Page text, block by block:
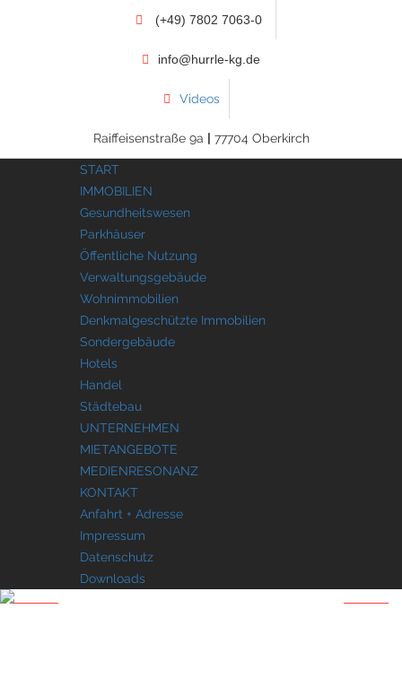
(+49) 7802 7063-0
info@hurrle-kg.de
Videos
Raiffeisenstraße 9a | 77704 Oberkirch
START
IMMOBILIEN
Gesundheitswesen
Parkhäuser
Öffentliche Nutzung
Verwaltungsgebäude
Wohnimmobilien
Denkmalgeschützte Immobilien
Sondergebäude
Hotels
Handel
Städtebau
UNTERNEHMEN
MIETANGEBOTE
MEDIENRESONANZ
KONTAKT
Anfahrt + Adresse
Impressum
Datenschutz
Downloads